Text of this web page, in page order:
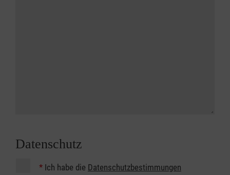
Datenschutz
* Ich habe die Datenschutzbestimmungen